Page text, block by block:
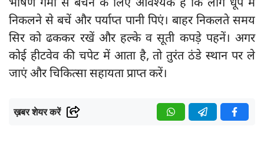
भीषण गर्मी से बचने के लिए आवश्यक है कि लोग धूप में
निकलने से बचें और पर्याप्त पानी पिएं। बाहर निकलते समय
सिर को ढककर रखें और हल्के व सूती कपड़े पहनें। अगर
कोई हीटवेव की चपेट में आता है, तो तुरंत ठंडे स्थान पर ले
जाएं और चिकित्सा सहायता प्राप्त करें।
ख़बर शेयर करें